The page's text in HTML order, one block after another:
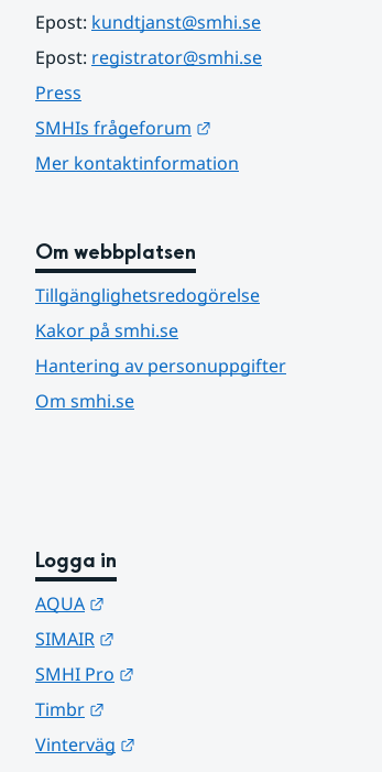
Epost: kundtjanst@smhi.se
Epost: registrator@smhi.se
Press
SMHIs frågeforum
Mer kontaktinformation
Om webbplatsen
Tillgänglighetsredogörelse
Kakor på smhi.se
Hantering av personuppgifter
Om smhi.se
Logga in
AQUA
SIMAIR
SMHI Pro
Timbr
Vinterväg